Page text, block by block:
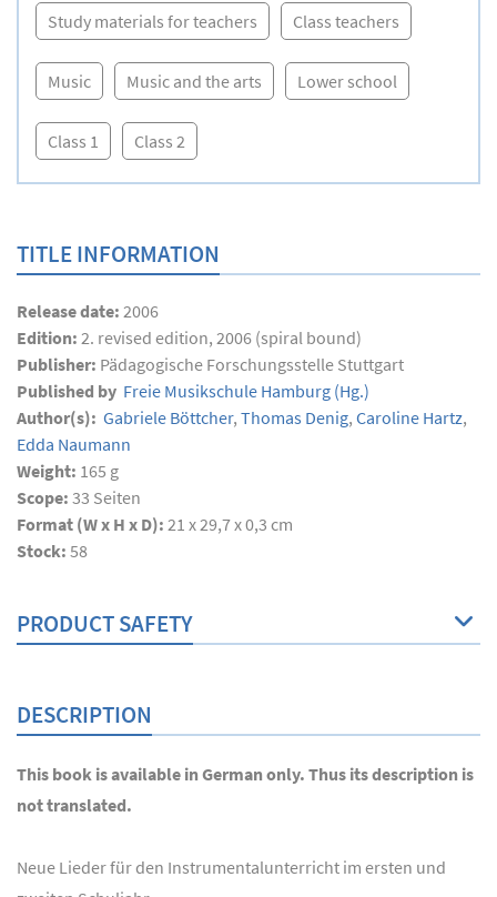
Study materials for teachers Class teachers
Music Music and the arts Lower school
Class 1 Class 2
TITLE INFORMATION
Release date: 2006
Edition: 2. revised edition, 2006 (spiral bound)
Publisher: Pädagogische Forschungsstelle Stuttgart
Published by Freie Musikschule Hamburg (Hg.)
Author(s): Gabriele Böttcher, Thomas Denig, Caroline Hartz,
Edda Naumann
Weight: 165 g
Scope: 33 Seiten
Format (W x H x D): 21 x 29,7 x 0,3 cm
Stock: 58
PRODUCT SAFETY
DESCRIPTION
This book is available in German only. Thus its description is
not translated.
Neue Lieder für den Instrumentalunterricht im ersten und